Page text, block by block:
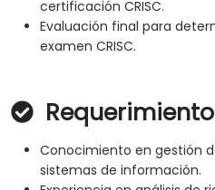
certificación CRISC.
Evaluación final para
examen CRISC.
Conocimiento en gestión
sistemas de información.